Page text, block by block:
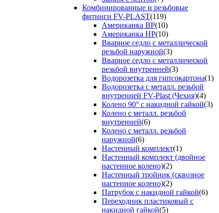
Комбинированные и резьбовые
фитинги FV-PLAST(119)
Американка ВР(10)
Американка НР(10)
Вварное седло с металлической
резьбой наружной(3)
Вварное седло с металлической
резьбой внутренней(3)
Водорозетка для гипсокартона(1)
Водорозетка с металл. резьбой
внутренней FV-Plast (Чехия)(4)
Колено 90° с накидной гайкой(3)
Колено с металл. резьбой
внутренней(6)
Колено с металл. резьбой
наружной(6)
Настенный комплект(1)
Настенный комплект (двойное
настенное колено)(2)
Настенный тройник (сквозное
настенное колено)(2)
Патрубок с накидной гайкой(6)
Переходник пластиковый с
накидной гайкой(5)